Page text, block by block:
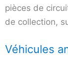
pièces de
de collection,
Véhicules